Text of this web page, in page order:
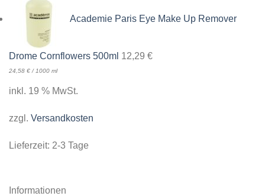
Academie Paris Eye Make Up Remover
Drome Cornflowers 500ml 12,29 €
24,58 €/1000 ml
inkl. 19 % MwSt.
zzgl. Versandkosten
Lieferzeit: 2-3 Tage
Informationen